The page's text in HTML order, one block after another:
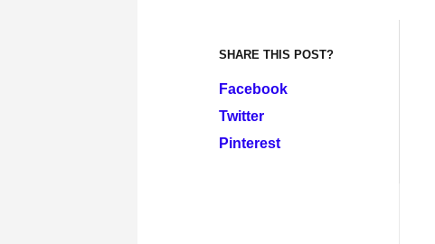
SHARE THIS POST?
Facebook
Twitter
Pinterest